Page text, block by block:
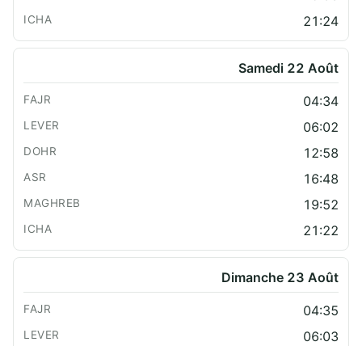
21:24
Samedi 22 Août
04:34
06:02
12:58
16:48
19:52
21:22
Dimanche 23 Août
04:35
06:03